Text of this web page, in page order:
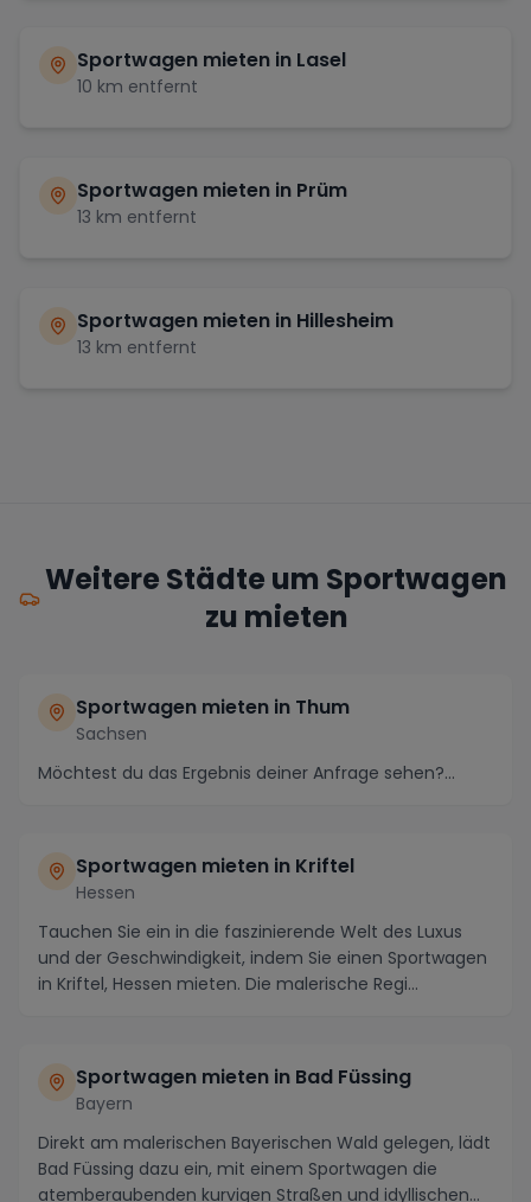
Sportwagen mieten in Lasel
10 km entfernt
Sportwagen mieten in Prüm
13 km entfernt
Sportwagen mieten in Hillesheim
13 km entfernt
Weitere Städte um Sportwagen
zu mieten
Sportwagen mieten in Thum
Sachsen
Möchtest du das Ergebnis deiner Anfrage sehen?...
Sportwagen mieten in Kriftel
Hessen
Tauchen Sie ein in die faszinierende Welt des Luxus
und der Geschwindigkeit, indem Sie einen Sportwagen
in Kriftel, Hessen mieten. Die malerische Regi...
Sportwagen mieten in Bad Füssing
Bayern
Direkt am malerischen Bayerischen Wald gelegen, lädt
Bad Füssing dazu ein, mit einem Sportwagen die
atemberaubenden kurvigen Straßen und idyllischen